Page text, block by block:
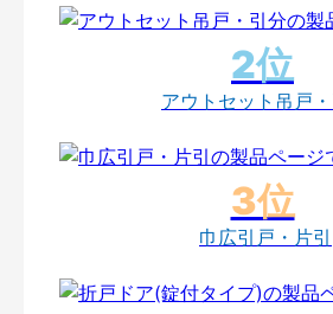
アウトセット吊戸
巾広引戸・片引